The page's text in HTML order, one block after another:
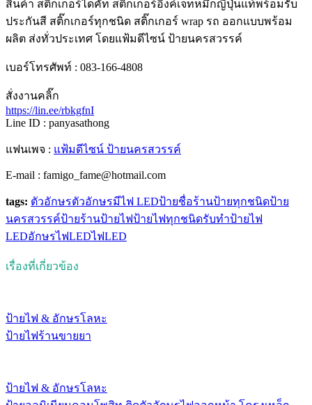
สินค้า สติ๊กเกอร์ไดคัท สติ๊กเกอร์อิงค์เจ็ทหมึกญี่ปุ่นแท้พร้อมรับ
ประกันสี สติ๊กเกอร์ทุกชนิด สติ๊กเกอร์ wrap รถ ออกแบบพร้อม
ผลิต ส่งทั่วประเทศ โดยแฟ้มดีไซน์ ป้ายนครสวรรค์
เบอร์โทรศัพท์ : 083-166-4808
สั่งงานคลิ๊ก
https://lin.ee/rbkgfnI
Line ID : panyasathong
แฟนเพจ : แฟ้มดีไซน์ ป้ายนครสวรรค์
E-mail : famigo_fame@hotmail.com
tags: ตัวอักษรตัวอักษรมีไฟ LEDป้ายชื่อร้านป้ายทุกชนิดป้าย
นครสวรรค์ป้ายร้านป้ายไฟป้ายไฟทุกชนิดรับทําป้ายไฟ
LEDอักษรไฟLEDไฟLED
เรื่องที่เกี่ยวข้อง
ป้ายไฟ & อักษรโลหะ
ป้ายไฟร้านขายยา
ป้ายไฟ & อักษรโลหะ